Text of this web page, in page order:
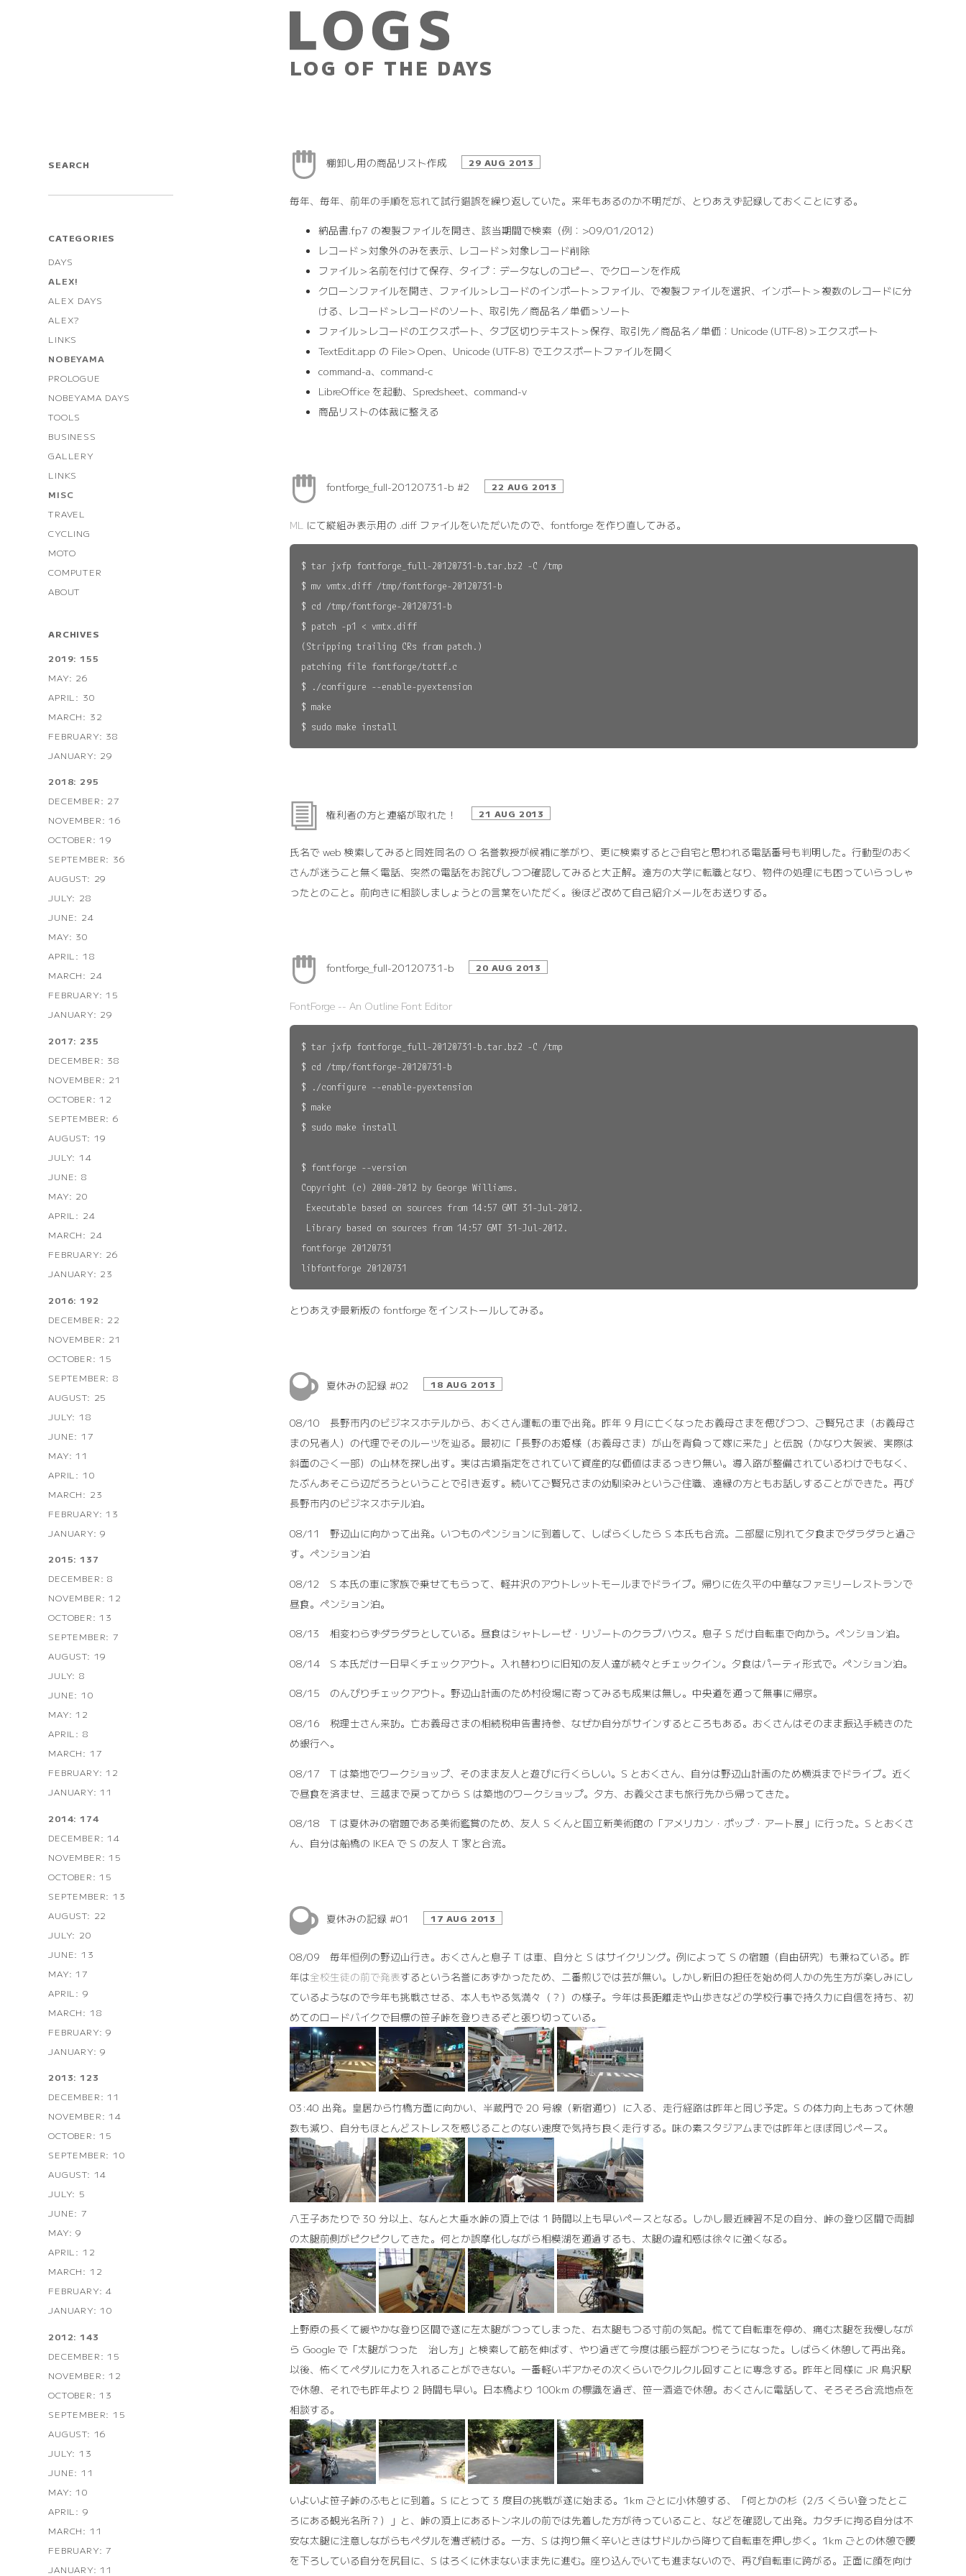
LOG OF THE DAYS
SEARCH
CATEGORIES
DAYS
ALEX!
ALEX DAYS
ALEX?
LINKS
NOBEYAMA
PROLOGUE
NOBEYAMA DAYS
TOOLS
BUSINESS
GALLERY
LINKS
MISC
TRAVEL
CYCLING
MOTO
COMPUTER
ABOUT
ARCHIVES
2019: 155
MAY: 26
APRIL: 30
MARCH: 32
FEBRUARY: 38
JANUARY: 29
2018: 295
DECEMBER: 27
NOVEMBER: 16
OCTOBER: 19
SEPTEMBER: 36
AUGUST: 29
JULY: 28
JUNE: 24
MAY: 30
APRIL: 18
MARCH: 24
FEBRUARY: 15
JANUARY: 29
2017: 235
DECEMBER: 38
NOVEMBER: 21
OCTOBER: 12
SEPTEMBER: 6
AUGUST: 19
JULY: 14
JUNE: 8
MAY: 20
APRIL: 24
MARCH: 24
FEBRUARY: 26
JANUARY: 23
2016: 192
DECEMBER: 22
NOVEMBER: 21
OCTOBER: 15
SEPTEMBER: 8
AUGUST: 25
JULY: 18
JUNE: 17
MAY: 11
APRIL: 10
MARCH: 23
FEBRUARY: 13
JANUARY: 9
2015: 137
DECEMBER: 8
NOVEMBER: 12
OCTOBER: 13
SEPTEMBER: 7
AUGUST: 19
JULY: 8
JUNE: 10
MAY: 12
APRIL: 8
MARCH: 17
FEBRUARY: 12
JANUARY: 11
2014: 174
DECEMBER: 14
NOVEMBER: 15
OCTOBER: 15
SEPTEMBER: 13
AUGUST: 22
JULY: 20
JUNE: 13
MAY: 17
APRIL: 9
MARCH: 18
FEBRUARY: 9
JANUARY: 9
2013: 123
DECEMBER: 11
NOVEMBER: 14
OCTOBER: 15
SEPTEMBER: 10
AUGUST: 14
JULY: 5
JUNE: 7
MAY: 9
APRIL: 12
MARCH: 12
FEBRUARY: 4
JANUARY: 10
2012: 143
DECEMBER: 15
NOVEMBER: 12
OCTOBER: 13
SEPTEMBER: 15
AUGUST: 16
JULY: 13
JUNE: 11
MAY: 10
APRIL: 9
MARCH: 11
FEBRUARY: 7
JANUARY: 11
棚卸し用の商品リスト作成 29 AUG 2013
毎年、毎年、前年の手順を忘れて試行錯誤を繰り返していた。来年もあるのか不明だが、とりあえず記録しておくことにする。
納品書.fp7 の複製ファイルを開き、該当期間で検索（例：>09/01/2012）
レコード＞対象外のみを表示、レコード＞対象レコード削除
ファイル＞名前を付けて保存、タイプ：データなしのコピー、でクローンを作成
クローンファイルを開き、ファイル＞レコードのインポート＞ファイル、で複製ファイルを選択、インポート＞複数のレコードに分
ける、レコード＞レコードのソート、取引先／商品名／単価＞ソート
ファイル＞レコードのエクスポート、タブ区切りテキスト＞保存、取引先／商品名／単価：Unicode (UTF-8)＞エクスポート
TextEdit.app の File＞Open、Unicode (UTF-8) でエクスポートファイルを開く
command-a、command-c
LibreOffice を起動、Spredsheet、command-v
商品リストの体裁に整える
fontforge_full-20120731-b #2 22 AUG 2013
ML にて縦組み表示用の .diff ファイルをいただいたので、fontforge を作り直してみる。
$ tar jxfp fontforge_full-20120731-b.tar.bz2 -C /tmp
$ mv vmtx.diff /tmp/fontforge-20120731-b
$ cd /tmp/fontforge-20120731-b
$ patch -p1 < vmtx.diff
(Stripping trailing CRs from patch.)
patching file fontforge/tottf.c
$ ./configure --enable-pyextension
$ make
権利者の方と連絡が取れた！ 21 AUG 2013
氏名で web 検索してみると同姓同名の O 名誉教授が候補に挙がり、更に検索するとご自宅と思われる電話番号も判明した。行動型のおく
さんが迷うこと無く電話、突然の電話をお詫びしつつ確認してみると大正解。遠方の大学に転職となり、物件の処理にも困っていらっしゃ
ったとのこと。前向きに相談しましょうとの言葉をいただく。後ほど改めて自己紹介メールをお送りする。
fontforge_full-20120731-b 20 AUG 2013
FontForge -- An Outline Font Editor
$ tar jxfp fontforge_full-20120731-b.tar.bz2 -C /tmp
$ cd /tmp/fontforge-20120731-b
$ ./configure --enable-pyextension
$ make
$ sudo make install
$ fontforge --version
Copyright (c) 2000-2012 by George Williams.
Executable based on sources from 14:57 GMT 31-Jul-2012.
Library based on sources from 14:57 GMT 31-Jul-2012.
fontforge 20120731
とりあえず最新版の fontforge をインストールしてみる。
夏休みの記録 #02 18 AUG 2013
08/10 長野市内のビジネスホテルから、おくさん運転の車で出発。昨年 9 月に亡くなったお義母さまを偲びつつ、ご賢兄さま（お義母さ
まの兄者人）の代理でそのルーツを辿る。最初に「長野のお姫様（お義母さま）が山を背負って嫁に来た」と伝説（かなり大袈裟、実際は
斜面のごく一部）の山林を探し出す。実は古墳指定をされていて資産的な価値はまるっきり無い。導入路が整備されているわけでもなく、
たぶんあそこら辺だろうということで引き返す。続いてご賢兄さまの幼馴染みというご住職、遠縁の方ともお話しすることができた。再び
長野市内のビジネスホテル泊。
08/11 野辺山に向かって出発。いつものペンションに到着して、しばらくしたら S 本氏も合流。二部屋に別れて夕食までダラダラと過ご
す。ペンション泊
08/12 S 本氏の車に家族で乗せてもらって、軽井沢のアウトレットモールまでドライブ。帰りに佐久平の中華なファミリーレストランで
昼食。ペンション泊。
08/13 相変わらずダラダラとしている。昼食はシャトレーゼ・リゾートのクラブハウス。息子 S だけ自転車で向かう。ペンション泊。
08/14 S 本氏だけ一日早くチェックアウト。入れ替わりに旧知の友人達が続々とチェックイン。夕食はパーティ形式で。ペンション泊。
08/15 のんびりチェックアウト。野辺山計画のため村役場に寄ってみるも成果は無し。中央道を通って無事に帰京。
08/16 税理士さん来訪。亡お義母さまの相続税申告書持参、なぜか自分がサインするところもある。おくさんはそのまま振込手続きのた
め銀行へ。
08/17 T は築地でワークショップ、そのまま友人と遊びに行くらしい。S とおくさん、自分は野辺山計画のため横浜までドライブ。近く
で昼食を済ませ、三越まで戻ってから S は築地のワークショップ。夕方、お義父さまも旅行先から帰ってきた。
08/18 T は夏休みの宿題である美術鑑賞のため、友人 S くんと国立新美術館の「アメリカン・ポップ・アート展」に行った。S とおくさ
ん、自分は船橋の IKEA で S の友人 T 家と合流。
夏休みの記録 #01 17 AUG 2013
08/09 毎年恒例の野辺山行き。おくさんと息子 T は車、自分と S はサイクリング。例によって S の宿題（自由研究）も兼ねている。昨
年は全校生徒の前で発表するという名誉にあずかったため、二番煎じでは芸が無い。しかし新旧の担任を始め何人かの先生方が楽しみにし
ているようなので今年も挑戦させる、本人もやる気満々（？）の様子。今年は長距離走や山歩きなどの学校行事で持久力に自信を持ち、初
めてのロードバイクで目標の笹子峠を登りきるぞと張り切っている。
03:40 出発。皇居から竹橋方面に向かい、半蔵門で 20 号線（新宿通り）に入る、走行経路は昨年と同じ予定。S の体力向上もあって休憩
数も減り、自分もほとんどストレスを感じることのない速度で気持ち良く走行する。味の素スタジアムまでは昨年とほぼ同じペース。
八王子あたりで 30 分以上、なんと大垂水峠の頂上では 1 時間以上も早いペースとなる。しかし最近練習不足の自分、峠の登り区間で両脚
の太腿前側がピクピクしてきた。何とか誤摩化しながら相模湖を通過するも、太腿の違和感は徐々に強くなる。
上野原の長くて緩やかな登り区間で遂に左太腿がつってしまった、右太腿もつる寸前の気配。慌てて自転車を停め、痛む太腿を我慢しなが
ら Google で「太腿がつった 治し方」と検索して筋を伸ばす、やり過ぎて今度は脹ら脛がつりそうになった。しばらく休憩して再出発。
以後、怖くてペダルに力を入れることができない。一番軽いギアかその次くらいでクルクル回すことに専念する。昨年と同様に JR 鳥沢駅
で休憩、それでも昨年より 2 時間も早い。日本橋より 100km の標識を過ぎ、笹一酒造で休憩。おくさんに電話して、そろそろ合流地点を
相談する。
いよいよ笹子峠のふもとに到着。S にとって 3 度目の挑戦が遂に始まる。1km ごとに小休憩する、「何とかの杉（2/3 くらい登ったとこ
ろにある観光名所？）」と、峠の頂上にあるトンネルの前では先着した方が待っていること、などを確認して出発。カタチに拘る自分は不
安な太腿に注意しながらもペダルを漕ぎ続ける。一方、S は拘り無く辛いときはサドルから降りて自転車を押し歩く。1km ごとの休憩で腰
を下ろしている自分を尻目に、S はろくに休まないまま先に進む。座り込んでいても進まないので、再び自転車に跨がる。正面に顔を向け